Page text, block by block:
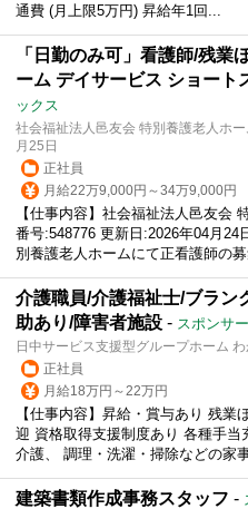
通費 (月上限5万円) 昇給年1回...
「日勤のみ可」看護師/残業
ーム デイサービス ショート
ックス
社会福祉法人邑友会 特別養護老人ホ
月25日
正社員
月給22万9,000円～34万9,000円
【仕事内容】社会福祉法人邑友会
番号:548776 更新日:2026年04月
別養護老人ホームにて正看護師の募
介護職員/介護福祉士/ブラン
助あり/障害者施設 - スポンサ
日中サービス支援型グループホーム
正社員
月給18万円～22万円
【仕事内容】昇給・賞与あり 残
迎 資格取得支援制度あり 各種手
介護、 調理・洗濯・掃除などの家
建築書類作成事務スタッフ -